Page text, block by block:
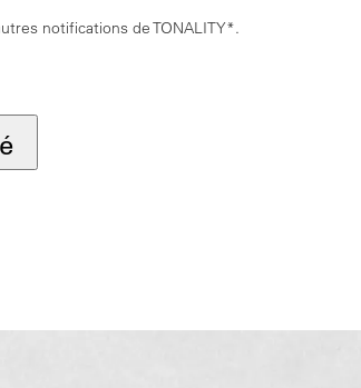
notifications de TONALITY*.